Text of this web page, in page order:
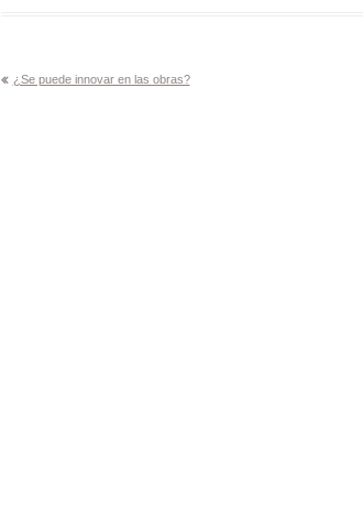
Navegación
¿Se puede innovar en las obras?